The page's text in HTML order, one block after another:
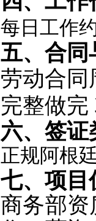
每日工作
五、合
劳动合
完整做
六、签证
正规阿根
七、项目
商务部